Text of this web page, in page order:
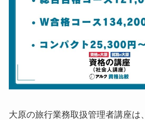
大原の旅行業務取扱管理者講座は、